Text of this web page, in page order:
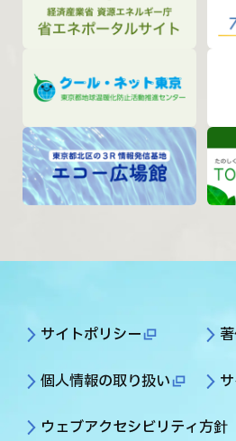
サイトポリシー
個人情報の取り扱い
ウェブアクセシビリティ方針